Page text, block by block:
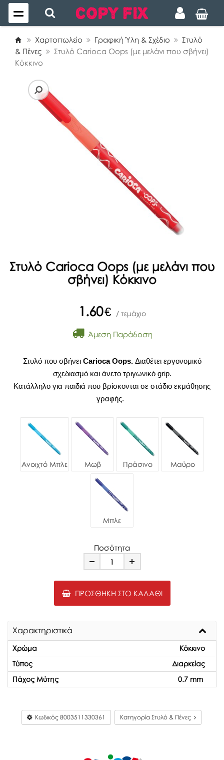
Χαρτοπωλείο Γραφική Ύλη & Σχέδιο
Στυλό
& Πένες
Στυλό Carioca Oops (με μελάνι που σβήνει)
Κόκκινο
Στυλό Carioca Oops (με μελάνι που
σβήνει) Κόκκινο
1.60€ / τεμάχιο
Άμεση Παράδοση
Στυλό που σβήνειCarioca Oops. Διαθέτει εργονομικό
σχεδιασμό και άνετο τριγωνικό grip.
Κατάλληλο για παιδιά που βρίσκονται σε στάδιο εκμάθησης
γραφής.
Ανοιχτό Μπλε Μωβ Πράσινο Μαύρο
Μπλε
Ποσότητα
Minus Plus
ΠΡΟΣΘΉΚΗ ΣΤΟ ΚΑΛΆΘΙ
Χαρακτηριστικά
Χρώμα
Κόκκινο
Τύπος
Διαρκείας
Πάχος Μύτης
0.7 mm
Κωδικός 8003511330361 Κατηγορία Στυλό & Πένες